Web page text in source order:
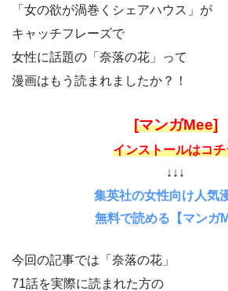
「女の欲が渦巻くシェアハウス」が
キャッチフレーズで
女性に話題の「奈落の花」って
漫画はもう読まれましたか？！
[マンガMee]
インストールはコチ
↓↓↓
集英社の女性向け人気
無料で読める【マンガ
今回の記事では「奈落の花」
71話を実際に読まれた方の